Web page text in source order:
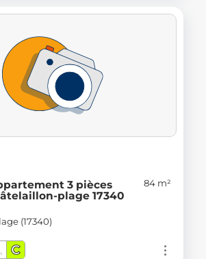
3 pièces
plage 17340
84 m²
(17340)
C